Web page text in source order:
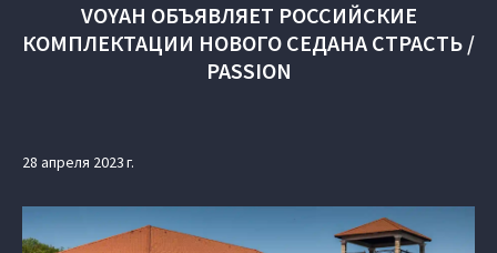
VOYAH ОБЪЯВЛЯЕТ РОССИЙСКИЕ
КОМПЛЕКТАЦИИ НОВОГО СЕДАНА СТРАСТЬ /
PASSION
28 апреля 2023 г.